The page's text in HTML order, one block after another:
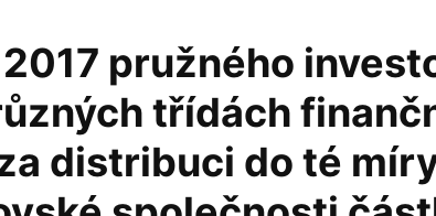
pružného
třídách
distribuci do té